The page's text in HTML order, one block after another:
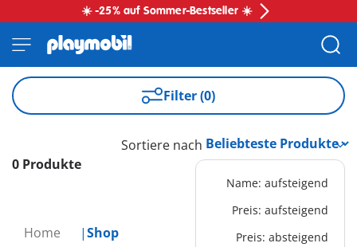
☀️ -25% auf Sommer-Bestseller ☀️
Home Shop
Filter (0)
0 Produkte
Sortiere nach
Name: aufsteigend
Preis: aufsteigend
Preis: absteigend